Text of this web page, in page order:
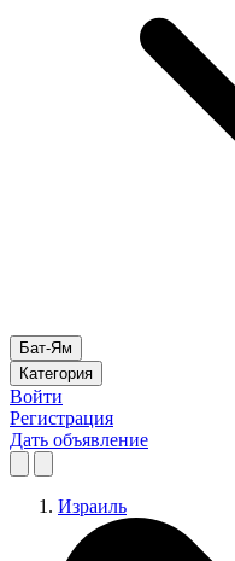
Бат-Ям
Категория
Войти
Регистрация
Дать объявление
Израиль